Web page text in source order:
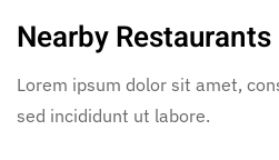
Nearby Restaurants
Lorem ipsum dolor sit amet,
sed incididunt ut labore.